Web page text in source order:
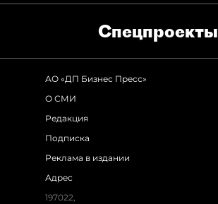
Спец­проекты
АО «ДП Бизнес Пресс»
О СМИ
Редакция
Подписка
Реклама в издании
Адрес
197022,